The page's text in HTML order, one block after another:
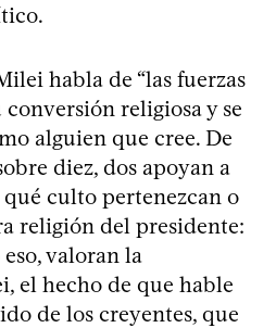
habla de “las fuerzas
conversión religiosa y se
alguien que cree. De
diez, dos apoyan a
culto pertenezcan o
religión del presidente:
valoran la
el hecho de que hable
de los creyentes, que